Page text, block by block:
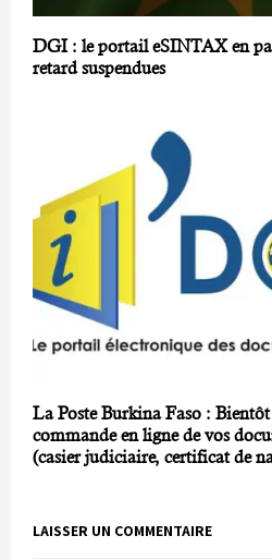
DGI : le portail eSINTAX en
retard suspendues
La Poste Burkina Faso :
commande en ligne de vos
(casier judiciaire, certificat de
LAISSER UN COMMENTAIRE